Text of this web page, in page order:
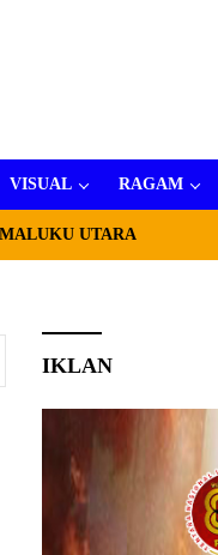
VISUAL RAGAM
MALUKU UTARA
IKLAN